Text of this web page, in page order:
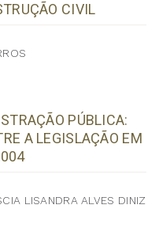
CIVIL
PÚBLICA:
A LEGISLAÇÃO EM
LISANDRA ALVES DINIZ